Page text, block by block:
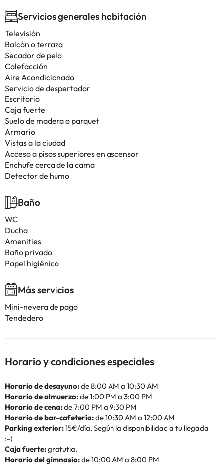
Servicios generales habitación
Televisión
Balcón o terraza
Secador de pelo
Calefacción
Aire Acondicionado
Servicio de despertador
Escritorio
Caja fuerte
Suelo de madera o parquet
Armario
Vistas a la ciudad
Acceso a pisos superiores en ascensor
Enchufe cerca de la cama
Detector de humo
Baño
WC
Ducha
Amenities
Baño privado
Papel higiénico
Más servicios
Mini-nevera de pago
Tendedero
Horario y condiciones especiales
Horario de desayuno:de 8:00 AM a 10:30 AM
Horario de almuerzo:de 1:00 PM a 3:00 PM
Horario de cena:de 7:00 PM a 9:30 PM
Horario de bar-cafetería:de 10:30 AM a 12:00 AM
Parking exterior:15€/día. Según la disponibilidad a tu llegada
:-)
Caja fuerte:gratutia.
Horario del gimnasio:de 10:00 AM a 8:00 PM